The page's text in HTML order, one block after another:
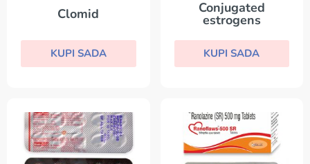
Clomid
KUPI SADA
Conjugated
estrogens
KUPI SADA